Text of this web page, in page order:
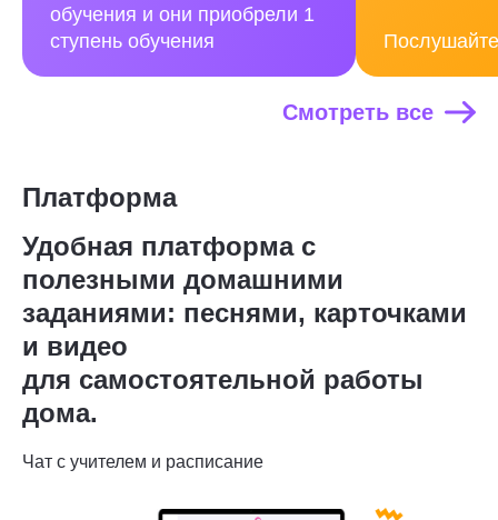
Смотреть все
обучения и они приобрели 1
ступень обучения
Платформа
Удобная платформа с
полезными домашними
заданиями: песнями, карточками
и видео
для самостоятельной работы
дома.
Чат с учителем и расписание